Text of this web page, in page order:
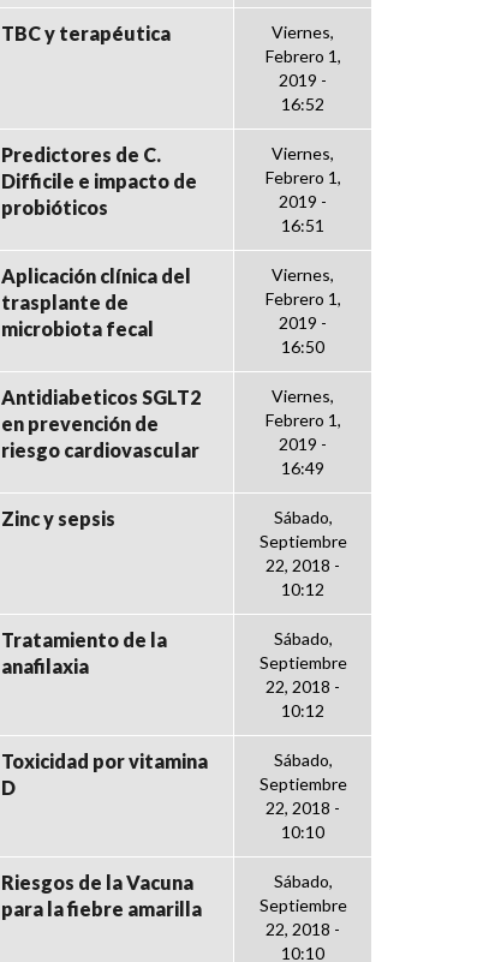
TBC y terapéutica
Viernes,
Febrero 1,
2019 -
16:52
Predictores de C.
Difficile e impacto de
probióticos
Viernes,
Febrero 1,
2019 -
16:51
Aplicación clínica del
trasplante de
microbiota fecal
Viernes,
Febrero 1,
2019 -
16:50
Antidiabeticos SGLT2
en prevención de
riesgo cardiovascular
Viernes,
Febrero 1,
2019 -
16:49
Zinc y sepsis
Sábado,
Septiembre
22, 2018 -
10:12
Tratamiento de la
anafilaxia
Sábado,
Septiembre
22, 2018 -
10:12
Toxicidad por vitamina
D
Sábado,
Septiembre
22, 2018 -
10:10
Riesgos de la Vacuna
para la fiebre amarilla
Sábado,
Septiembre
22, 2018 -
10:10